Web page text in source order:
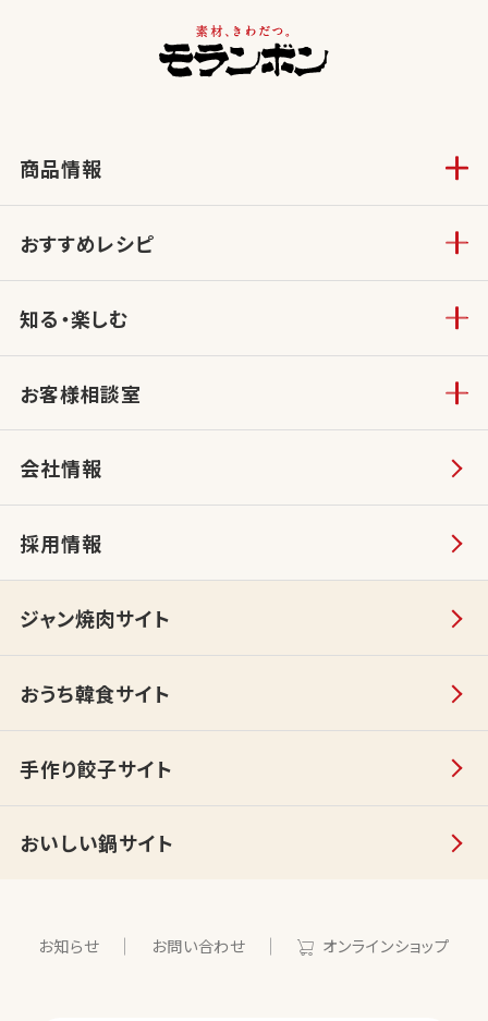
商品情報
おすすめレシピ
知る・楽しむ
お客様相談室
会社情報
採用情報
ジャン焼肉サイト
おうち韓食サイト
手作り餃子サイト
おいしい鍋サイト
お知らせ お問い合わせ オンラインショップ